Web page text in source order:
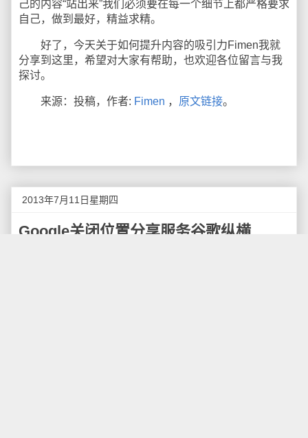
己的内容“站出来”我们必须要在每一个细节上都严格要求
自己，做到最好，精益求精。
好了，今天关于如何提升内容的吸引力Fimen我就
分享到这里，希望对大家有帮助，也欢迎各位留言与我
探讨。
来源：投稿，作者: Fimen ， 原文链接。
2013年7月11日星期四
Google关闭位置分享服务谷歌纵横